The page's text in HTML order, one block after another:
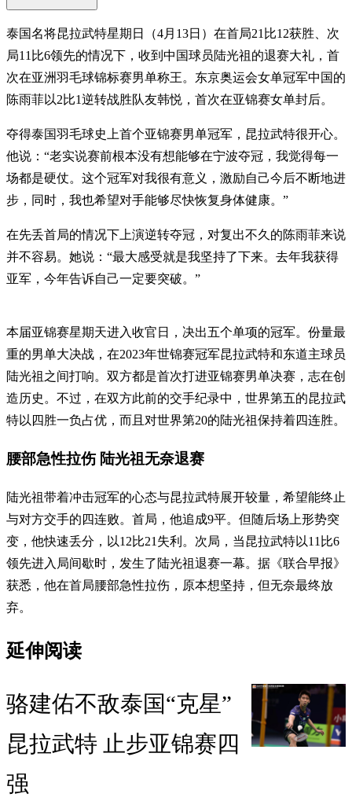
泰国名将昆拉武特星期日（4月13日）在首局21比12获胜、次
局11比6领先的情况下，收到中国球员陆光祖的退赛大礼，首
次在亚洲羽毛球锦标赛男单称王。东京奥运会女单冠军中国的
陈雨菲以2比1逆转战胜队友韩悦，首次在亚锦赛女单封后。
夺得泰国羽毛球史上首个亚锦赛男单冠军，昆拉武特很开心。
他说：“老实说赛前根本没有想能够在宁波夺冠，我觉得每一
场都是硬仗。这个冠军对我很有意义，激励自己今后不断地进
步，同时，我也希望对手能够尽快恢复身体健康。”
在先丢首局的情况下上演逆转夺冠，对复出不久的陈雨菲来说
并不容易。她说：“最大感受就是我坚持了下来。去年我获得
亚军，今年告诉自己一定要突破。”
本届亚锦赛星期天进入收官日，决出五个单项的冠军。份量最
重的男单大决战，在2023年世锦赛冠军昆拉武特和东道主球员
陆光祖之间打响。双方都是首次打进亚锦赛男单决赛，志在创
造历史。不过，在双方此前的交手纪录中，世界第五的昆拉武
特以四胜一负占优，而且对世界第20的陆光祖保持着四连胜。
腰部急性拉伤 陆光祖无奈退赛
陆光祖带着冲击冠军的心态与昆拉武特展开较量，希望能终止
与对方交手的四连败。首局，他追成9平。但随后场上形势突
变，他快速丢分，以12比21失利。次局，当昆拉武特以11比6
领先进入局间歇时，发生了陆光祖退赛一幕。据《联合早报》
获悉，他在首局腰部急性拉伤，原本想坚持，但无奈最终放
弃。
延伸阅读
骆建佑不敌泰国“克星”
昆拉武特 止步亚锦赛四
强